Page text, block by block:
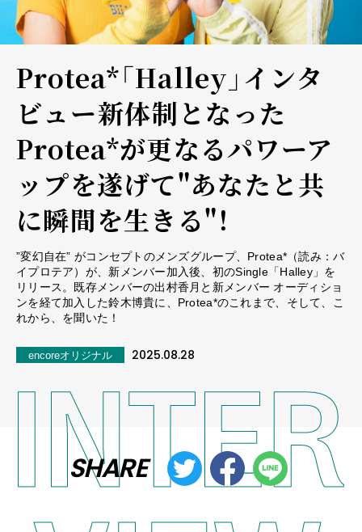
Protea*「Halley」インタ
ビュー――新体制となった
Protea*が更なるパワーア
ップを遂げて"あなたと共
に瞬間を生きる"！
”変幻自在” がコンセプトのメンズグループ、Protea*（読み：バ
イプロテア）が、新メンバー加入後、初のSingle「Halley」を
リリース。既存メンバーの出村香月と新メンバー オーディショ
ンを経て加入した鈴木博貴に、Protea*のこれまで、そして、こ
れから、を聞いた！
encoreオリジナル 2025.08.28
SHARE